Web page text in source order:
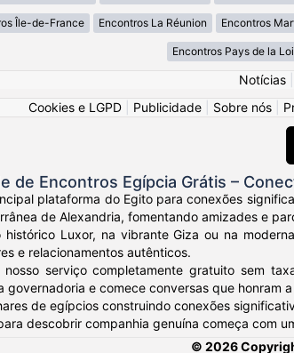
Île-de-France Encontros La Réunion Encontros
Encontros Pays de la
Notícias
Cookies e LGPD
Publicidade Sobre nós
de Encontros Egípcia Grátis –
plataforma do Egito para conexões
de Alexandria, fomentando amizades e
histórico Luxor, na vibrante Giza ou na
e relacionamentos autênticos.
nosso serviço completamente gratuito sem
governadoria e comece conversas que honram
de egípcios construindo conexões
descobrir companhia genuína começa com
© 2026